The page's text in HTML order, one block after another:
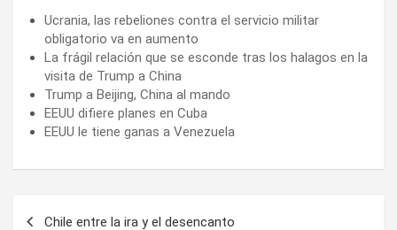
Ucrania, las rebeliones contra el servicio militar
obligatorio va en aumento
La frágil relación que se esconde tras los halagos en la
visita de Trump a China
Trump a Beijing, China al mando
EEUU difiere planes en Cuba
EEUU le tiene ganas a Venezuela
Chile entre la ira y el desencanto